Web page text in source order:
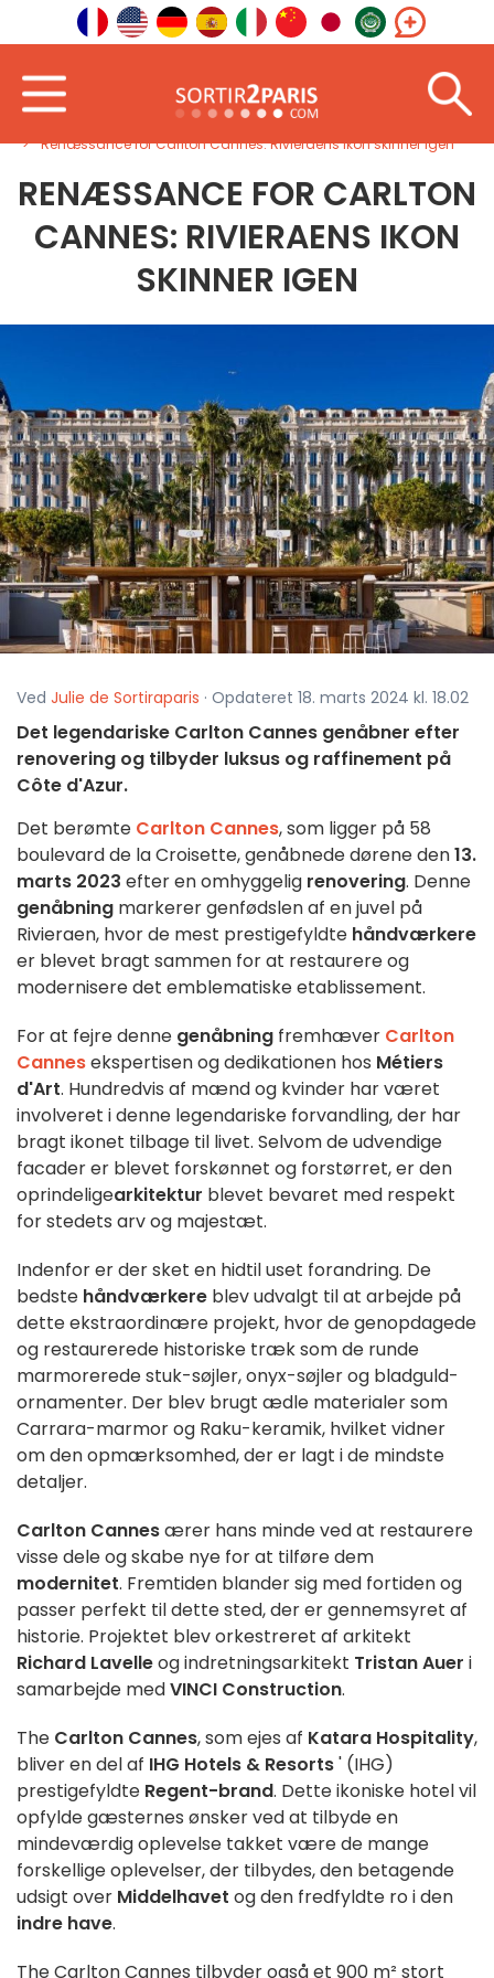
Renæssance for Carlton Cannes: Rivieraens ikon skinner igen
RENÆSSANCE FOR CARLTON
CANNES: RIVIERAENS IKON
SKINNER IGEN
Ved Julie de Sortiraparis · Opdateret 18. marts 2024 kl. 18.02
Det legendariske Carlton Cannes genåbner efter
renovering og tilbyder luksus og raffinement på
Côte d'Azur.
Det berømte Carlton Cannes, som ligger på 58
boulevard de la Croisette, genåbnede dørene den13.
marts 2023 efter en omhyggelig renovering. Denne
genåbning markerer genfødslen af en juvel på
Rivieraen, hvor de mest prestigefyldte håndværkere
er blevet bragt sammen for at restaurere og
modernisere det emblematiske etablissement.
For at fejre denne genåbning fremhæver Carlton
Cannesekspertisen og dedikationen hos Métiers
d'Art. Hundredvis af mænd og kvinder har været
involveret i denne legendariske forvandling, der har
bragt ikonet tilbage til livet. Selvom de udvendige
facader er blevet forskønnet og forstørret, er den
oprindeligearkitektur blevet bevaret med respekt
for stedets arv og majestæt.
Indenfor er der sket en hidtil uset forandring. De
bedste håndværkere blev udvalgt til at arbejde på
dette ekstraordinære projekt, hvor de genopdagede
og restaurerede historiske træk som de runde
marmorerede stuk-søjler, onyx-søjler og bladguld-
ornamenter. Der blev brugt ædle materialer som
Carrara-marmor og Raku-keramik, hvilket vidner
om den opmærksomhed, der er lagt i de mindste
detaljer.
Carlton Cannesærer hans minde ved at restaurere
visse dele og skabe nye for at tilføre dem
modernitet. Fremtiden blander sig med fortiden og
passer perfekt til dette sted, der er gennemsyret af
historie. Projektet blev orkestreret af arkitekt
Richard Lavelleog indretningsarkitekt Tristan Auer i
samarbejde medVINCI Construction.
The Carlton Cannes, som ejes af Katara Hospitality,
bliver en del af IHG Hotels & Resorts' (IHG)
prestigefyldte Regent-brand. Dette ikoniske hotel vil
opfylde gæsternes ønsker ved at tilbyde en
mindeværdig oplevelse takket være de mange
forskellige oplevelser, der tilbydes, den betagende
udsigt over Middelhavet og den fredfyldte ro i den
indre have.
The Carlton Cannes tilbyder også et 900 m² stort